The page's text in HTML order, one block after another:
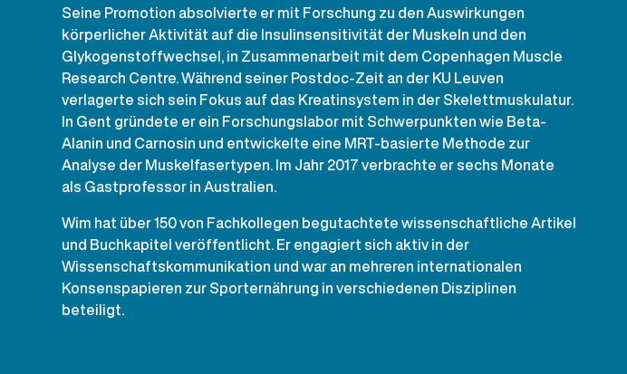
Seine Promotion absolvierte er mit Forschung zu den Auswirkungen
körperlicher Aktivität auf die Insulinsensitivität der Muskeln und den
Glykogenstoffwechsel, in Zusammenarbeit mit dem Copenhagen Muscle
Research Centre. Während seiner Postdoc-Zeit an der KU Leuven
verlagerte sich sein Fokus auf das Kreatinsystem in der Skelettmuskulatur.
In Gent gründete er ein Forschungslabor mit Schwerpunkten wie Beta-
Alanin und Carnosin und entwickelte eine MRT-basierte Methode zur
Analyse der Muskelfasertypen. Im Jahr 2017 verbrachte er sechs Monate
als Gastprofessor in Australien.
Wim hat über 150 von Fachkollegen begutachtete wissenschaftliche Artikel
und Buchkapitel veröffentlicht. Er engagiert sich aktiv in der
Wissenschaftskommunikation und war an mehreren internationalen
Konsenspapieren zur Sporternährung in verschiedenen Disziplinen
beteiligt.